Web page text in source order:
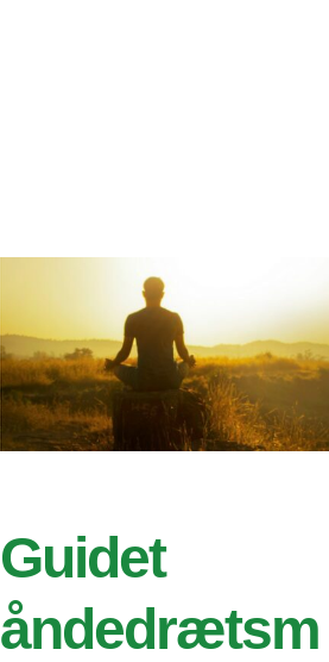
Guidet
åndedrætsm